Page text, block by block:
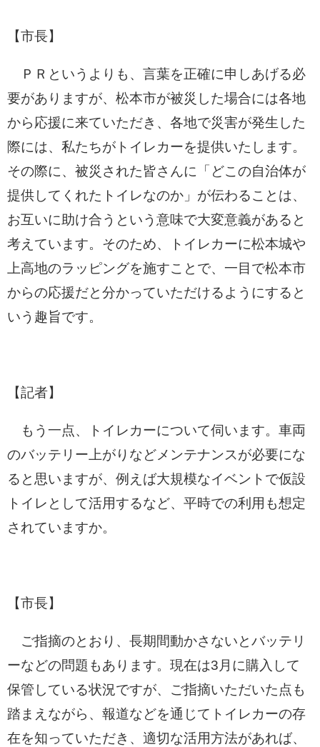
【市長】
ＰＲというよりも、言葉を正確に申しあげる必
要がありますが、松本市が被災した場合には各地
から応援に来ていただき、各地で災害が発生した
際には、私たちがトイレカーを提供いたします。
その際に、被災された皆さんに「どこの自治体が
提供してくれたトイレなのか」が伝わることは、
お互いに助け合うという意味で大変意義があると
考えています。そのため、トイレカーに松本城や
上高地のラッピングを施すことで、一目で松本市
からの応援だと分かっていただけるようにすると
いう趣旨です。
【記者】
もう一点、トイレカーについて伺います。車両
のバッテリー上がりなどメンテナンスが必要にな
ると思いますが、例えば大規模なイベントで仮設
トイレとして活用するなど、平時での利用も想定
されていますか。
【市長】
ご指摘のとおり、長期間動かさないとバッテリ
ーなどの問題もあります。現在は3月に購入して
保管している状況ですが、ご指摘いただいた点も
踏まえながら、報道などを通じてトイレカーの存
在を知っていただき、適切な活用方法があれば、